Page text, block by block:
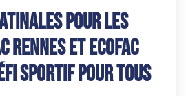
pour les
Rennes et Ecofac
sportif pour tous